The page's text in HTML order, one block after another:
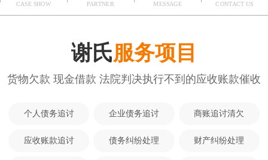
CASE SHOW PARTNER MESSAGE CONTACT US
谢氏服务项目
货物欠款 现金借款 法院判决执行不到的应收账款催收
个人债务追讨 企业债务追讨 商账追讨清欠
应收账款追讨 债务纠纷处理 财产纠纷处理